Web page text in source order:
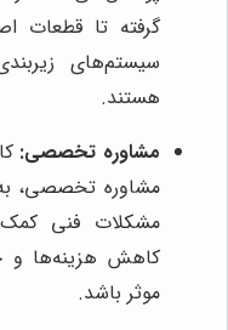
گرفته تا قطعات
سیستم‌های
هستند.
مشاوره تخصصی:
مشاوره تخصصی،
مشکلات فنی کمک
کاهش هزینه‌ها و
موثر باشد.